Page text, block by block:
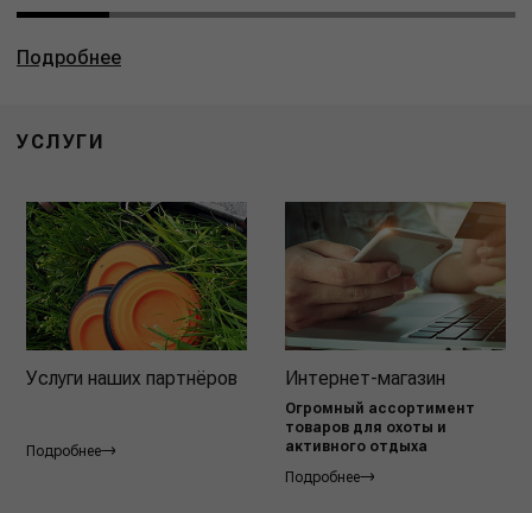
Подробнее
УСЛУГИ
Услуги наших партнёров
Подробнее
Интернет-магазин
Огромный ассортимент
товаров для охоты и
активного отдыха
Подробнее